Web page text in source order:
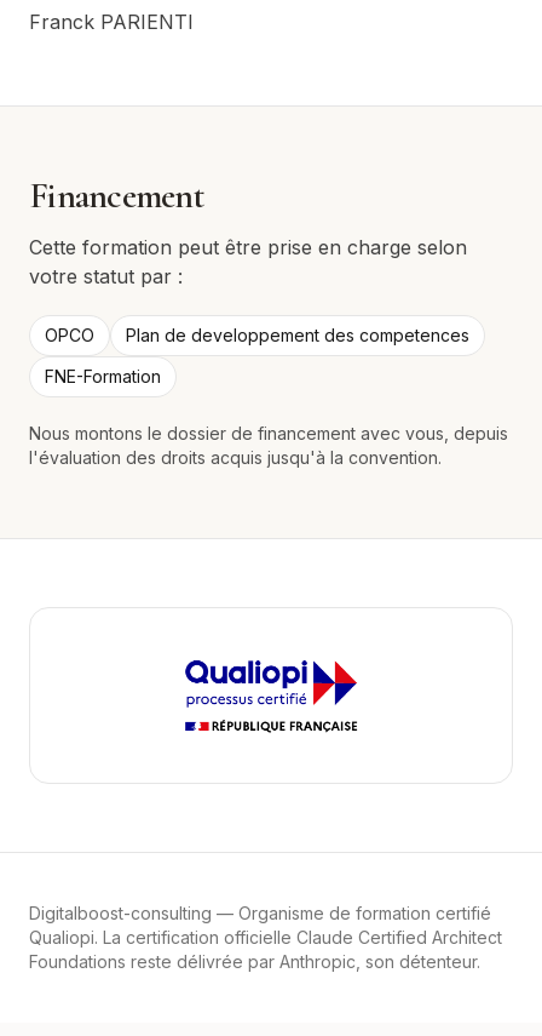
Franck PARIENTI
Financement
Cette formation peut être prise en charge selon
votre statut par :
OPCO
Plan de developpement des competences
FNE-Formation
Nous montons le dossier de financement avec vous, depuis
l'évaluation des droits acquis jusqu'à la convention.
Digitalboost-consulting — Organisme de formation certifié
Qualiopi. La certification officielle Claude Certified Architect
Foundations reste délivrée par Anthropic, son détenteur.